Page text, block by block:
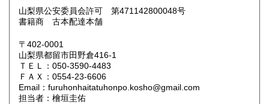
鳥取県 800円 島根県
岡山県
山口県 800円
香川県 800円 愛媛県
山梨県公安委員会許可 第471142800048号
書籍商 古本配達本舗
〒402-0001
山梨県都留市田野倉416-1
ＴＥＬ：050-3590-4483
ＦＡＸ：0554-23-6606
Email：furuhonhaitatuhonpo.kosho@gmail.com
担当者：檜垣圭佑